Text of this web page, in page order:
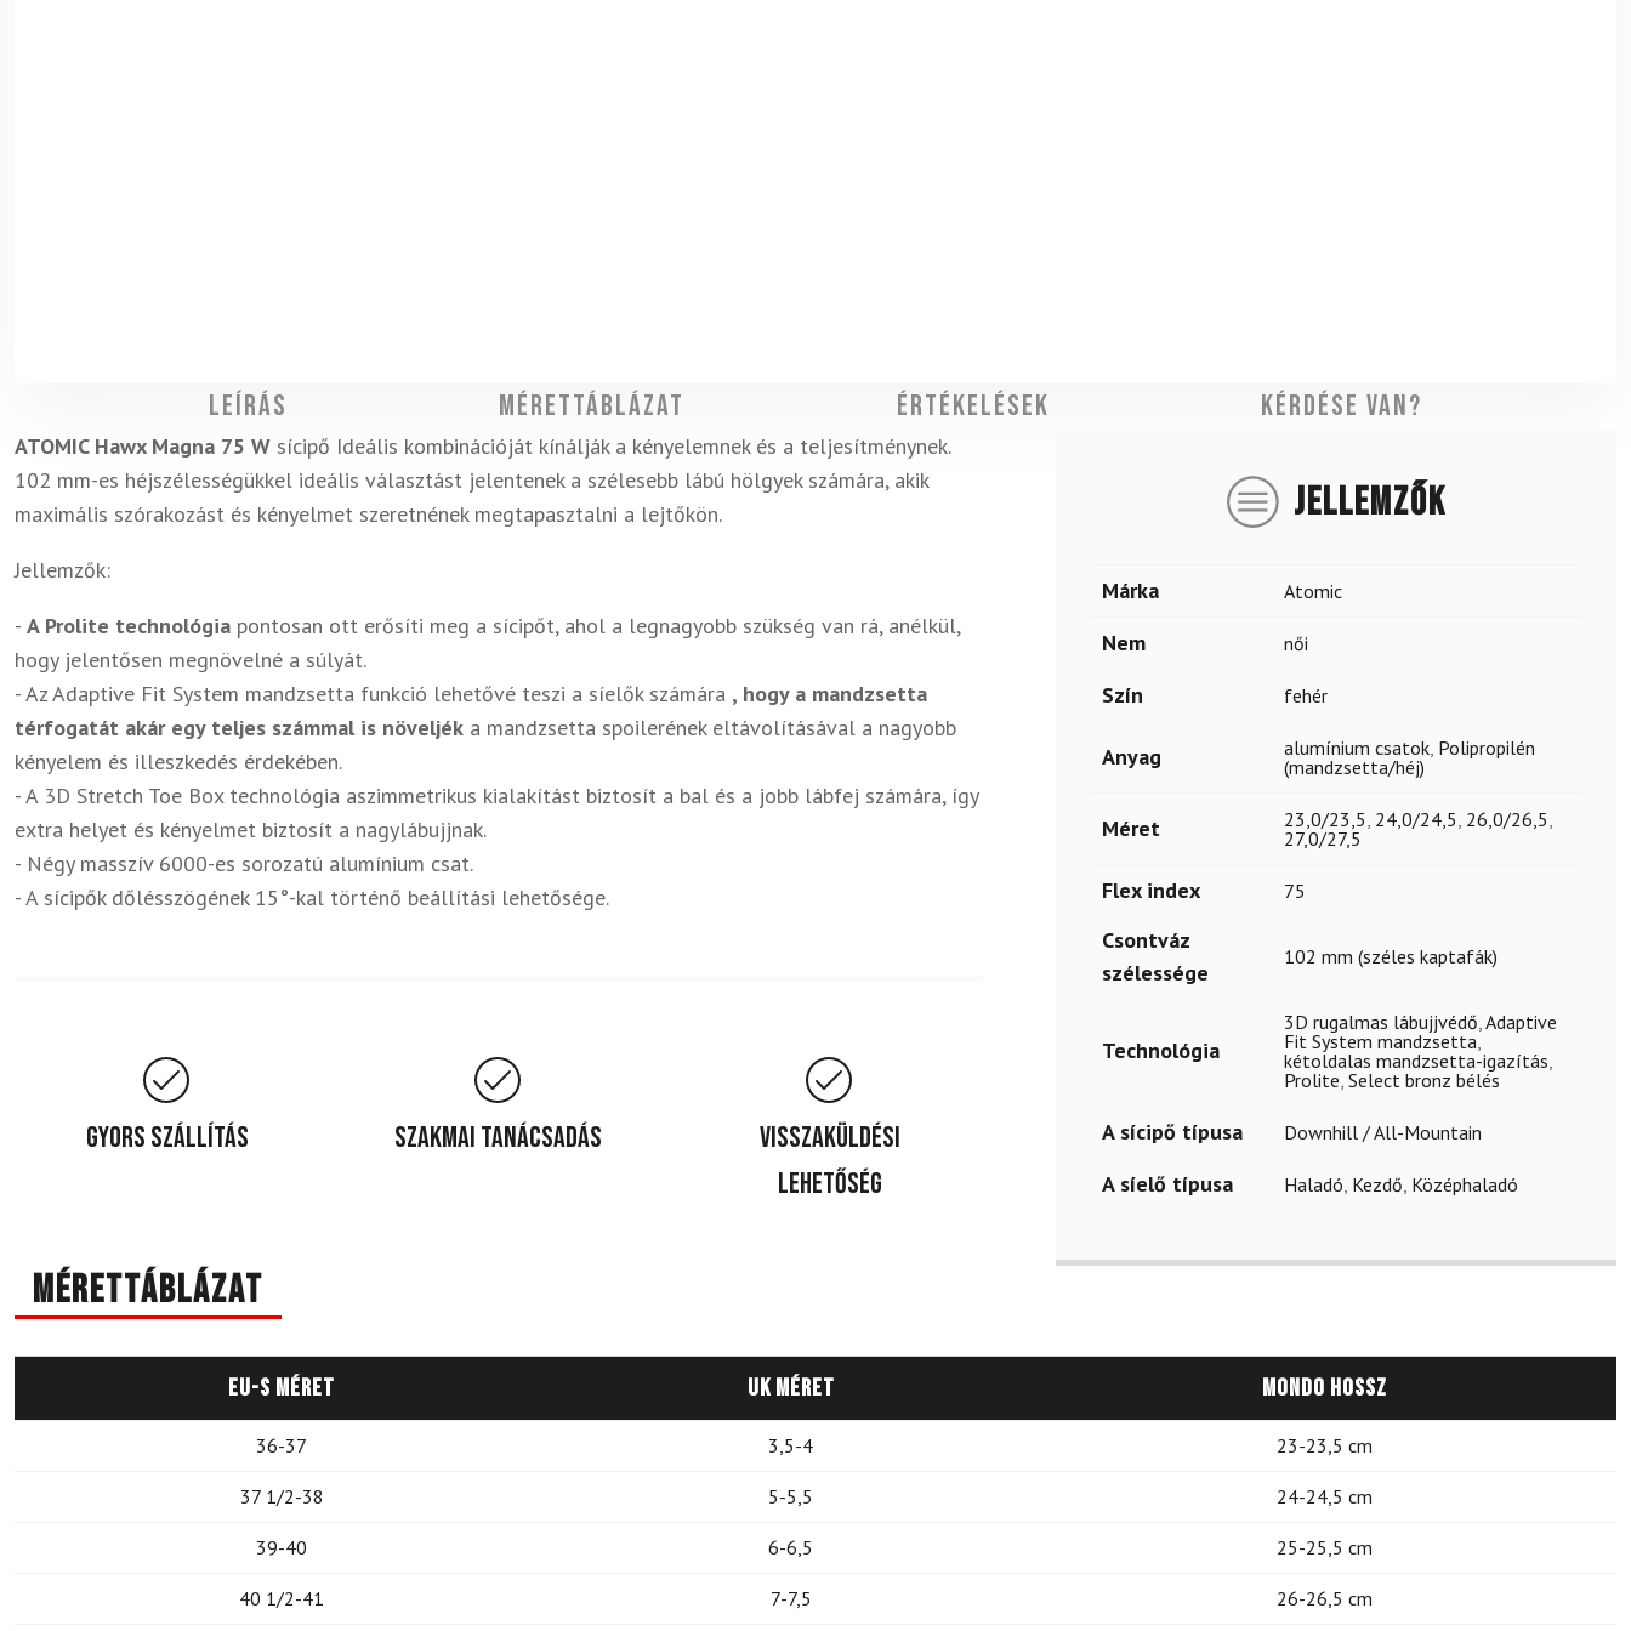
Leírás Mérettáblázat Értékelések Kérdése van?
ATOMIC Hawx Magna 75 W sícipő Ideális kombinációját kínálják a kényelemnek és a teljesítménynek.
102 mm-es héjszélességükkel ideális választást jelentenek a szélesebb lábú hölgyek számára, akik
maximális szórakozást és kényelmet szeretnének megtapasztalni a lejtőkön.
Jellemzők:
- A Prolite technológia pontosan ott erősíti meg a sícipőt, ahol a legnagyobb szükség van rá, anélkül,
hogy jelentősen megnövelné a súlyát.
- Az Adaptive Fit System mandzsetta funkció lehetővé teszi a síelők számára , hogy a mandzsetta
térfogatát akár egy teljes számmal is növeljék a mandzsetta spoilerének eltávolításával a nagyobb
kényelem és illeszkedés érdekében.
- A 3D Stretch Toe Box technológia aszimmetrikus kialakítást biztosít a bal és a jobb lábfej számára, így
extra helyet és kényelmet biztosít a nagylábujjnak.
- Négy masszív 6000-es sorozatú alumínium csat.
- A sícipők dőlésszögének 15°-kal történő beállítási lehetősége.
Gyors szállítás Szakmai tanácsadás
Visszaküldési
lehetőség
JELLEMZŐK
Márka Atomic
Nem női
Szín fehér
Anyag alumínium csatok, Polipropilén
(mandzsetta/héj)
Méret 23,0/23,5, 24,0/24,5, 26,0/26,5,
27,0/27,5
Flex index 75
Csontváz
szélessége
102 mm (széles kaptafák)
Technológia
3D rugalmas lábujjvédő,Adaptive
Fit System mandzsetta,
kétoldalas mandzsetta-igazítás,
Prolite, Select bronz bélés
A sícipő típusa Downhill / All-Mountain
A síelő típusa Haladó, Kezdő, Középhaladó
Mérettáblázat
EU-s méret UK méret Mondo hossz
36-37 3,5-4 23-23,5 cm
37 1/2-38 5-5,5 24-24,5 cm
39-40 6-6,5 25-25,5 cm
40 1/2-41 7-7,5 26-26,5 cm